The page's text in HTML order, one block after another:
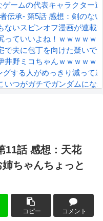
ゲームの代表キャラクター
伝承- 第5話 感想：剣のな
ないスピンオフ漫画が連
っていいよね！ｗｗｗｗｗ
で夫に包丁を向けた疑いで
井野ミコちゃんｗｗｗｗｗ
する人がめっきり減って
いつがガチでガンダムにな
ってｗｗｗｗｗ
動乱 第33話の感想
なら何処がいいか問題！
11話 感想：天花
ちゃんちょっと
コピー コメント